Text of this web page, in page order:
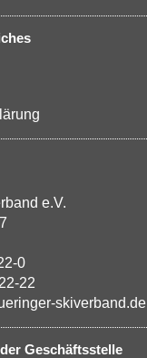
e.V.
0
22
skiverband.de
Geschäftsstelle